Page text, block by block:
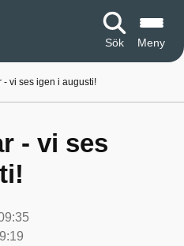
Sök Meny
- vi ses igen i augusti!
- vi ses